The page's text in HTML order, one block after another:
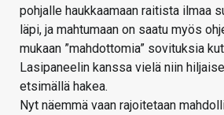
pohjalle haukkaamaan raitista ilmaa
läpi, ja mahtumaan on saatu myös
mukaan ”mahdottomia” sovituksia
Lasipaneelin kanssa vielä niin
etsimällä hakea.
Nyt näemmä vaan rajoitetaan